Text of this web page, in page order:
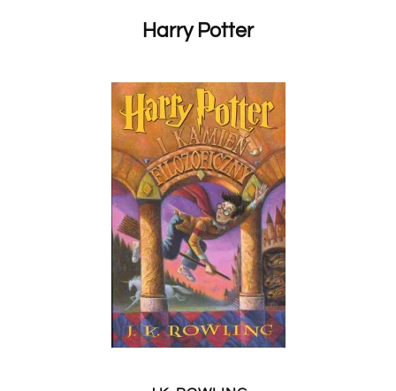
Harry Potter